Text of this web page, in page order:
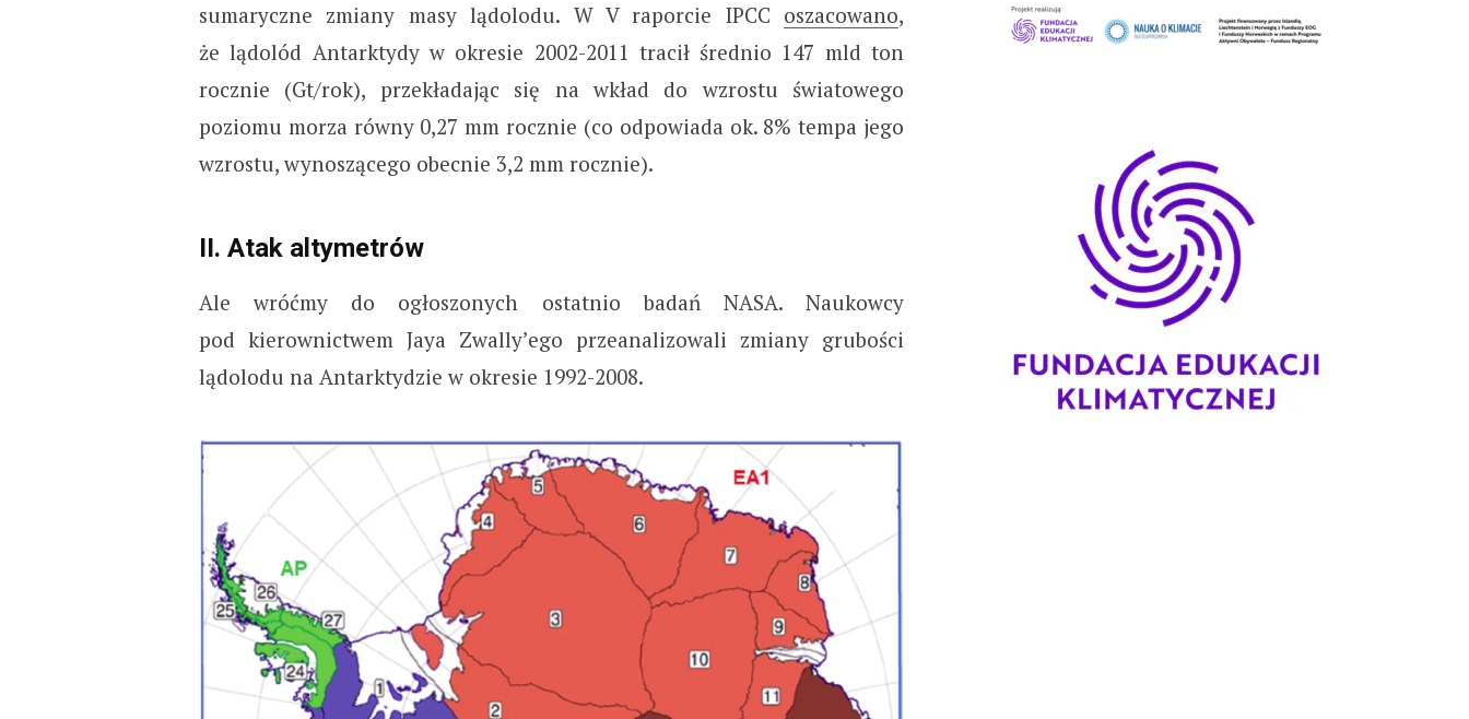
sumaryczne zmiany masy lądolodu. W V raporcie IPCC oszacowano,
że lądolód Antarktydy w okresie 2002-2011 tracił średnio 147 mld ton
rocznie (Gt/rok), przekładając się na wkład do wzrostu światowego
poziomu morza równy 0,27 mm rocznie (co odpowiada ok. 8% tempa jego
wzrostu, wynoszącego obecnie 3,2 mm rocznie).
II. Atak altymetrów
Ale wróćmy do ogłoszonych ostatnio badań NASA. Naukowcy
pod kierownictwem Jaya Zwally’ego przeanalizowali zmiany grubości
lądolodu na Antarktydzie w okresie 1992-2008.